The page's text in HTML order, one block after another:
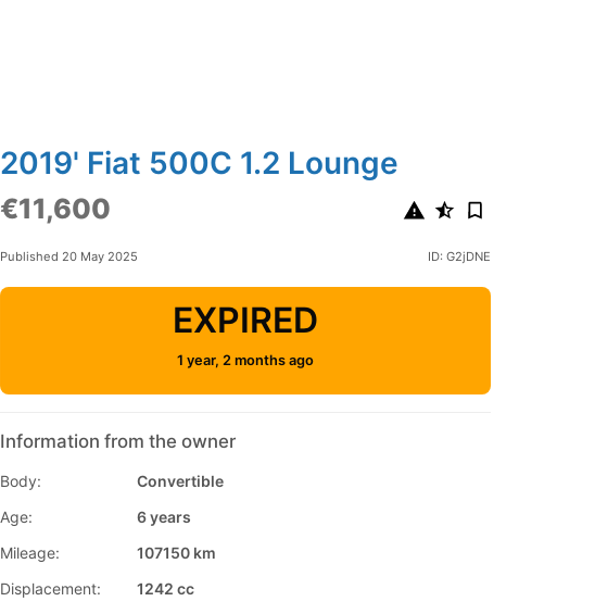
2019' Fiat 500C 1.2 Lounge
€11,600
Published 20 May 2025 ID: G2jDNE
EXPIRED
1 year, 2 months ago
Information from the owner
Body:
Convertible
Age:
6 years
Mileage:
107150 km
Displacement:
1242 cc